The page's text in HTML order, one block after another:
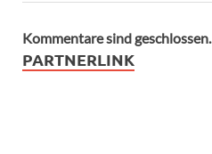
Kommentare sind geschlossen.
PARTNERLINK